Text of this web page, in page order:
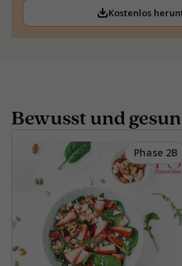
Kostenlos
Bewusst und
Phase 2B